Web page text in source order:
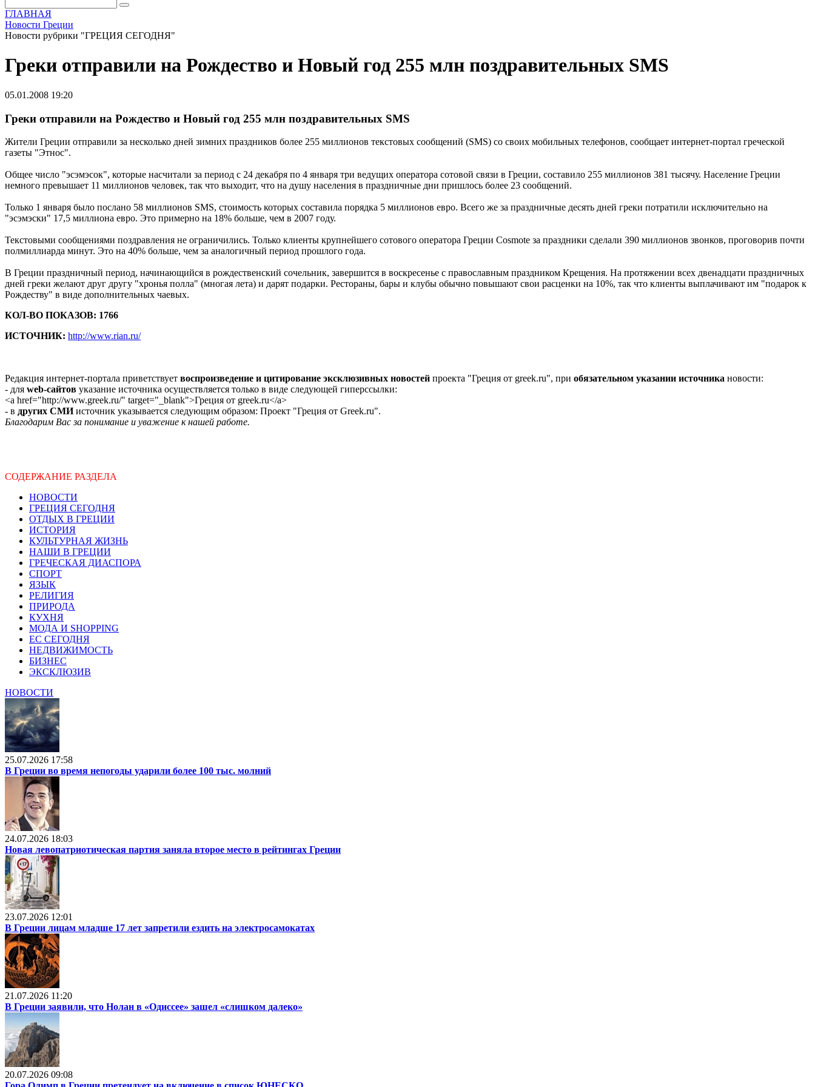
ГЛАВНАЯ
Новости Греции
Новости рубрики "ГРЕЦИЯ СЕГОДНЯ"
Греки отправили на Рождество и Новый год 255 млн поздравительных SMS
05.01.2008 19:20
Греки отправили на Рождество и Новый год 255 млн поздравительных SMS
Жители Греции отправили за несколько дней зимних праздников более 255 миллионов текстовых сообщений (SMS) со своих мобильных телефонов, сообщает интернет-портал греческой
газеты "Этнос".
Общее число "эсэмэсок", которые насчитали за период с 24 декабря по 4 января три ведущих оператора сотовой связи в Греции, составило 255 миллионов 381 тысячу. Население Греции
немного превышает 11 миллионов человек, так что выходит, что на душу населения в праздничные дни пришлось более 23 сообщений.
Только 1 января было послано 58 миллионов SMS, стоимость которых составила порядка 5 миллионов евро. Всего же за праздничные десять дней греки потратили исключительно на
"эсэмэски" 17,5 миллиона евро. Это примерно на 18% больше, чем в 2007 году.
Текстовыми сообщениями поздравления не ограничились. Только клиенты крупнейшего сотового оператора Греции Cosmote за праздники сделали 390 миллионов звонков, проговорив почти
полмиллиарда минут. Это на 40% больше, чем за аналогичный период прошлого года.
В Греции праздничный период, начинающийся в рождественский сочельник, завершится в воскресенье с православным праздником Крещения. На протяжении всех двенадцати праздничных
дней греки желают друг другу "хронья полла" (многая лета) и дарят подарки. Рестораны, бары и клубы обычно повышают свои расценки на 10%, так что клиенты выплачивают им "подарок к
Рождеству" в виде дополнительных чаевых.
КОЛ-ВО ПОКАЗОВ: 1766
ИСТОЧНИК: http://www.rian.ru/
Редакция интернет-портала приветствует воспроизведение и цитирование эксклюзивных новостей проекта "Греция от greek.ru", при обязательном указании источника новости:
- для web-сайтов указание источника осуществляется только в виде следующей гиперссылки:
<a href="http://www.greek.ru/" target="_blank">Греция от greek.ru</a>
- в других СМИисточник указывается следующим образом: Проект "Греция от Greek.ru".
Благодарим Вас за понимание и уважение к нашей работе.
СОДЕРЖАНИЕ РАЗДЕЛА
НОВОСТИ
ГРЕЦИЯ СЕГОДНЯ
ОТДЫХ В ГРЕЦИИ
ИСТОРИЯ
КУЛЬТУРНАЯ ЖИЗНЬ
НАШИ В ГРЕЦИИ
ГРЕЧЕСКАЯ ДИАСПОРА
СПОРТ
ЯЗЫК
РЕЛИГИЯ
ПРИРОДА
КУХНЯ
МОДА И SHOPPING
ЕС СЕГОДНЯ
НЕДВИЖИМОСТЬ
БИЗНЕС
ЭКСКЛЮЗИВ
НОВОСТИ
25.07.2026 17:58
В Греции во время непогоды ударили более 100 тыс. молний
24.07.2026 18:03
Новая левопатриотическая партия заняла второе место в рейтингах Греции
23.07.2026 12:01
В Греции лицам младше 17 лет запретили ездить на электросамокатах
21.07.2026 11:20
В Греции заявили, что Нолан в «Одиссее» зашел «слишком далеко»
20.07.2026 09:08